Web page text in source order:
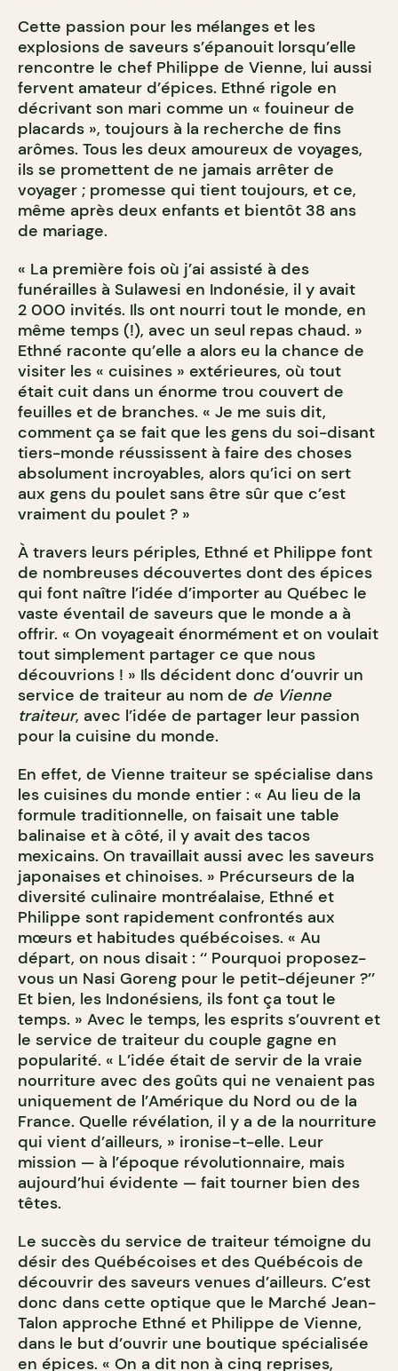
Cette passion pour les mélanges et les
explosions de saveurs s’épanouit lorsqu’elle
rencontre le chef Philippe de Vienne, lui aussi
fervent amateur d’épices. Ethné rigole en
décrivant son mari comme un « fouineur de
placards », toujours à la recherche de fins
arômes. Tous les deux amoureux de voyages,
ils se promettent de ne jamais arrêter de
voyager ; promesse qui tient toujours, et ce,
même après deux enfants et bientôt 38 ans
de mariage.
« La première fois où j’ai assisté à des
funérailles à Sulawesi en Indonésie, il y avait
2 000 invités. Ils ont nourri tout le monde, en
même temps (!), avec un seul repas chaud. »
Ethné raconte qu’elle a alors eu la chance de
visiter les « cuisines » extérieures, où tout
était cuit dans un énorme trou couvert de
feuilles et de branches. « Je me suis dit,
comment ça se fait que les gens du soi-disant
tiers-monde réussissent à faire des choses
absolument incroyables, alors qu’ici on sert
aux gens du poulet sans être sûr que c’est
vraiment du poulet ? »
À travers leurs périples, Ethné et Philippe font
de nombreuses découvertes dont des épices
qui font naître l’idée d’importer au Québec le
vaste éventail de saveurs que le monde a à
offrir. « On voyageait énormément et on voulait
tout simplement partager ce que nous
découvrions ! » Ils décident donc d’ouvrir un
service de traiteur au nom de de Vienne
traiteur, avec l’idée de partager leur passion
pour la cuisine du monde.
En effet, de Vienne traiteur se spécialise dans
les cuisines du monde entier : « Au lieu de la
formule traditionnelle, on faisait une table
balinaise et à côté, il y avait des tacos
mexicains. On travaillait aussi avec les saveurs
japonaises et chinoises. » Précurseurs de la
diversité culinaire montréalaise, Ethné et
Philippe sont rapidement confrontés aux
mœurs et habitudes québécoises. « Au
départ, on nous disait : ‘‘ Pourquoi proposez-
vous un Nasi Goreng pour le petit-déjeuner ?’’
Et bien, les Indonésiens, ils font ça tout le
temps. » Avec le temps, les esprits s’ouvrent et
le service de traiteur du couple gagne en
popularité. « L’idée était de servir de la vraie
nourriture avec des goûts qui ne venaient pas
uniquement de l’Amérique du Nord ou de la
France. Quelle révélation, il y a de la nourriture
qui vient d’ailleurs, » ironise-t-elle. Leur
mission — à l’époque révolutionnaire, mais
aujourd’hui évidente — fait tourner bien des
têtes.
Le succès du service de traiteur témoigne du
désir des Québécoises et des Québécois de
découvrir des saveurs venues d’ailleurs. C’est
donc dans cette optique que le Marché Jean-
Talon approche Ethné et Philippe de Vienne,
dans le but d’ouvrir une boutique spécialisée
en épices. « On a dit non à cinq reprises,